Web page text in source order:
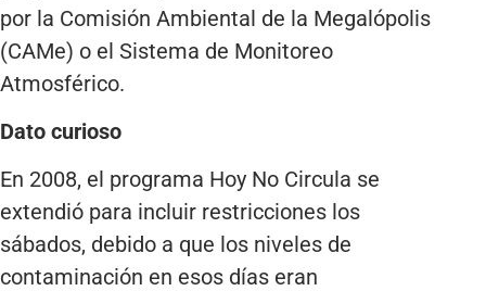
por la Comisión Ambiental de la Megalópolis
(CAMe) o el Sistema de Monitoreo
Atmosférico.
Dato curioso
En 2008, el programa Hoy No Circula se
extendió para incluir restricciones los
sábados, debido a que los niveles de
contaminación en esos días eran